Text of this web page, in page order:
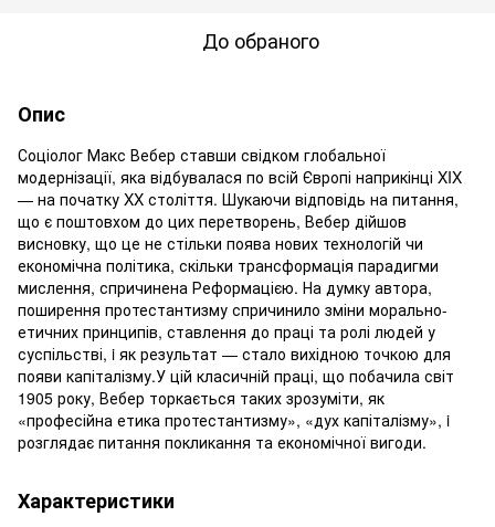
До обраного
Опис
Соціолог Макс Вебер ставши свідком глобальної
модернізації, яка відбувалася по всій Європі наприкінці XIX
— на початку XX століття. Шукаючи відповідь на питання,
що є поштовхом до цих перетворень, Вебер дійшов
висновку, що це не стільки поява нових технологій чи
економічна політика, скільки трансформація парадигми
мислення, спричинена Реформацією. На думку автора,
поширення протестантизму спричинило зміни морально-
етичних принципів, ставлення до праці та ролі людей у
суспільстві, i як результат — стало вихідною точкою для
появи капіталізму.У цій класичній праці, що побачила світ
1905 року, Вебер торкається таких зрозуміти, як
«професійна етика протестантизму», «дух капіталізму», i
розглядає питання покликання та економічної вигоди.
Характеристики